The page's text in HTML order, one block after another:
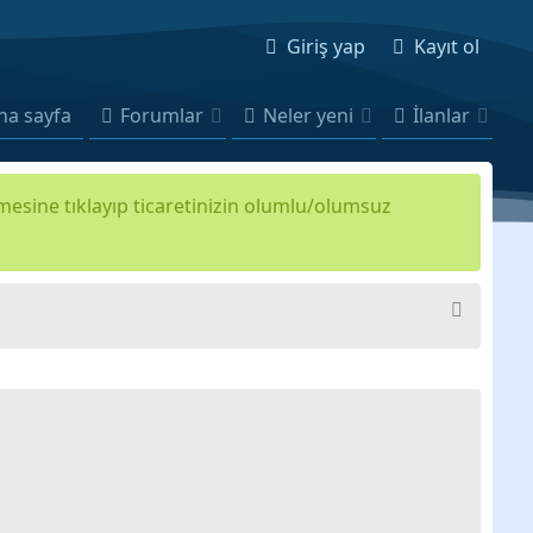
Giriş yap Kayıt ol
sayfa Forumlar Neler yeni İlanlar
tıklayıp ticaretinizin olumlu/olumsuz